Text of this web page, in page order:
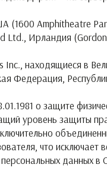
(1600 Amphitheatre
Ltd., Ирландия
находящиеся в
Федерация,
о защите
уровень защиты
что исключает
данных